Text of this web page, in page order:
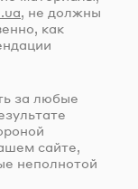
, не должны
как
за любые
сайте,
неполнотой